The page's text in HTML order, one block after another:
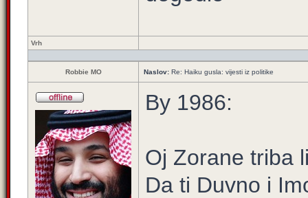
Vrh
Robbie MO Naslov: Re: Haiku gusla: vijesti iz politike
By 1986:
Oj Zorane triba
Da ti Duvno i